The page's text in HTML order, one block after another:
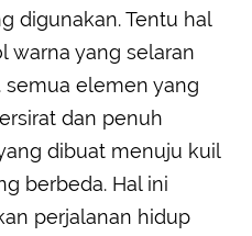
digunakan. Tentu hal
warna yang selaran
semua elemen yang
dan penuh
dibuat menuju kuil
berbeda. Hal ini
perjalanan hidup